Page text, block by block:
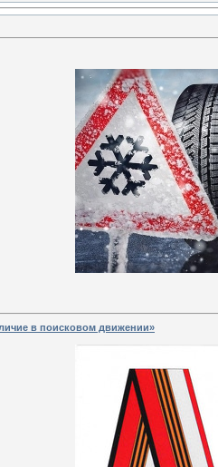
в поисковом движении»